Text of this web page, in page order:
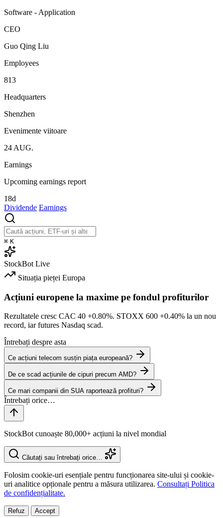
Software - Application
CEO
Guo Qing Liu
Employees
813
Headquarters
Shenzhen
Evenimente viitoare
24 AUG.
Earnings
Upcoming earnings report
18d
Dividende Earnings
⌘ K
StockBot Live
Situația pieței Europa
Acțiuni europene la maxime pe fondul profiturilor
Rezultatele cresc CAC 40 +0.80%. STOXX 600 +0.40% la un nou
record, iar futures Nasdaq scad.
Întrebați despre asta
Ce acțiuni telecom susțin piața europeană?
De ce scad acțiunile de cipuri precum AMD?
Ce mari companii din SUA raportează profituri?
StockBot cunoaște 80,000+ acțiuni la nivel mondial
Căutați sau întrebați orice…
Folosim cookie-uri esențiale pentru funcționarea site-ului și cookie-
uri analitice opționale pentru a măsura utilizarea. Consultați Politica
de confidențialitate.
Refuz Accept